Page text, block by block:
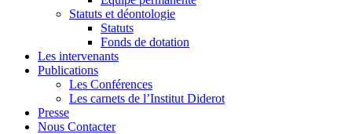
Statuts et déontologie
Statuts
Fonds de dotation
Les intervenants
Publications
Les Conférences
Les carnets de l’Institut Diderot
Presse
Nous Contacter